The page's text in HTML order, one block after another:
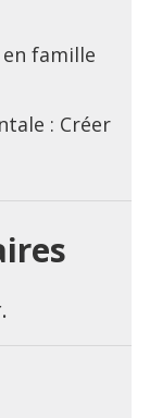
en famille
: Créer